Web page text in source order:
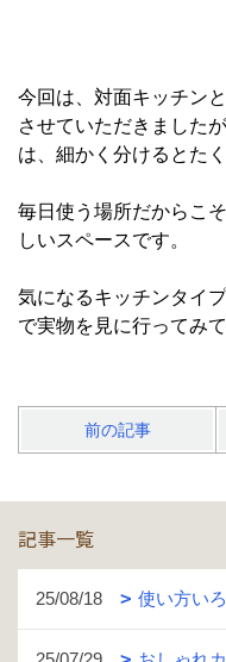
今回は、対面キッチン
させていただきました
は、細かく分けるとた
毎日使う場所だからこ
しいスペースです。
気になるキッチンタイ
で実物を見に行ってみ
前の記事
記事一覧
25/08/18 使い方い